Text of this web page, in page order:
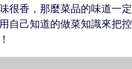
很香，那麼菜品的味道一定
自己知道的做菜知識來把控